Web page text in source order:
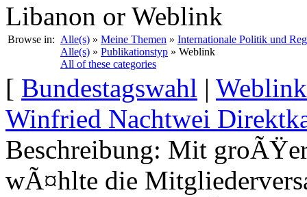
Libanon or Weblink
Browse in: Alle(s) » Meine Themen » Internationale Politik und
Alle(s) » Publikationstyp » Weblink
All of these categories
[ Bundestagswahl | Weblink
Winfried Nachtwei
Beschreibung: Mit
wÃ¤hlte die